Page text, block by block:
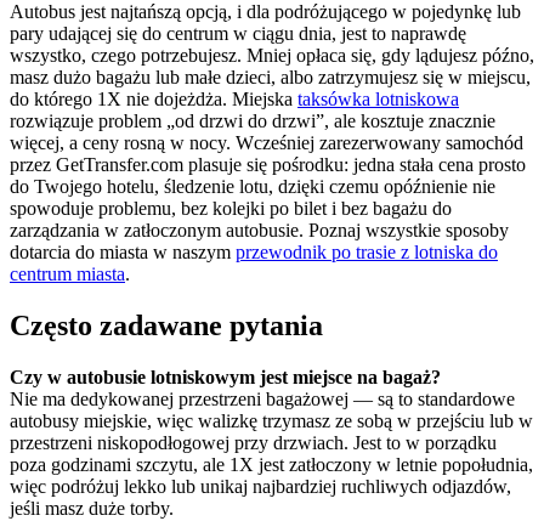
Autobus jest najtańszą opcją, i dla podróżującego w pojedynkę lub
pary udającej się do centrum w ciągu dnia, jest to naprawdę
wszystko, czego potrzebujesz. Mniej opłaca się, gdy lądujesz późno,
masz dużo bagażu lub małe dzieci, albo zatrzymujesz się w miejscu,
do którego 1X nie dojeżdża. Miejska taksówka lotniskowa
rozwiązuje problem „od drzwi do drzwi”, ale kosztuje znacznie
więcej, a ceny rosną w nocy. Wcześniej zarezerwowany samochód
przez GetTransfer.com plasuje się pośrodku: jedna stała cena prosto
do Twojego hotelu, śledzenie lotu, dzięki czemu opóźnienie nie
spowoduje problemu, bez kolejki po bilet i bez bagażu do
zarządzania w zatłoczonym autobusie. Poznaj wszystkie sposoby
dotarcia do miasta w naszym przewodnik po trasie z lotniska do
centrum miasta.
Często zadawane pytania
Czy w autobusie lotniskowym jest miejsce na bagaż?
Nie ma dedykowanej przestrzeni bagażowej — są to standardowe
autobusy miejskie, więc walizkę trzymasz ze sobą w przejściu lub w
przestrzeni niskopodłogowej przy drzwiach. Jest to w porządku
poza godzinami szczytu, ale 1X jest zatłoczony w letnie popołudnia,
więc podróżuj lekko lub unikaj najbardziej ruchliwych odjazdów,
jeśli masz duże torby.